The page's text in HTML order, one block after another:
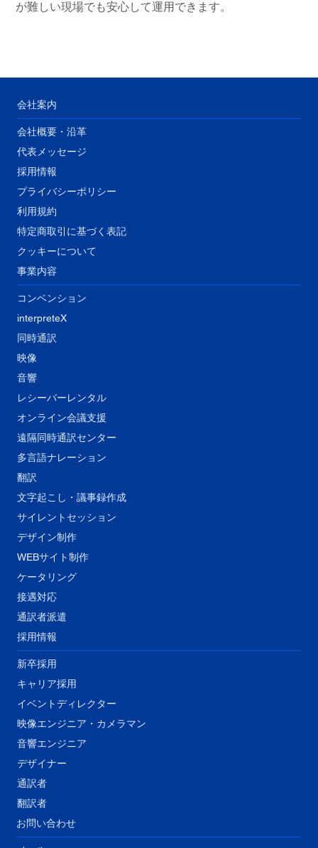
が難しい現場でも安心して運用できます。
会社案内
会社概要・沿革
代表メッセージ
​採用情報
プライバシーポリシー
利用規約
特定商取引に基づく表記
クッキーについて
事業内容
コンベンション
interpreteX
同時通訳
映像
音響
​レシーバーレンタル
オンライン会議支援
遠隔同時通訳センター
多言語ナレーション
翻訳
文字起こし・議事録作成
サイレントセッション
デザイン制作
WEBサイト制作
ケータリング
接遇対応
​通訳者派遣
採用情報
新卒採用
キャリア採用
イベントディレクター
映像エンジニア・カメラマン
音響エンジニア
​デザイナー
通訳者
翻訳者
​お問い合わせ